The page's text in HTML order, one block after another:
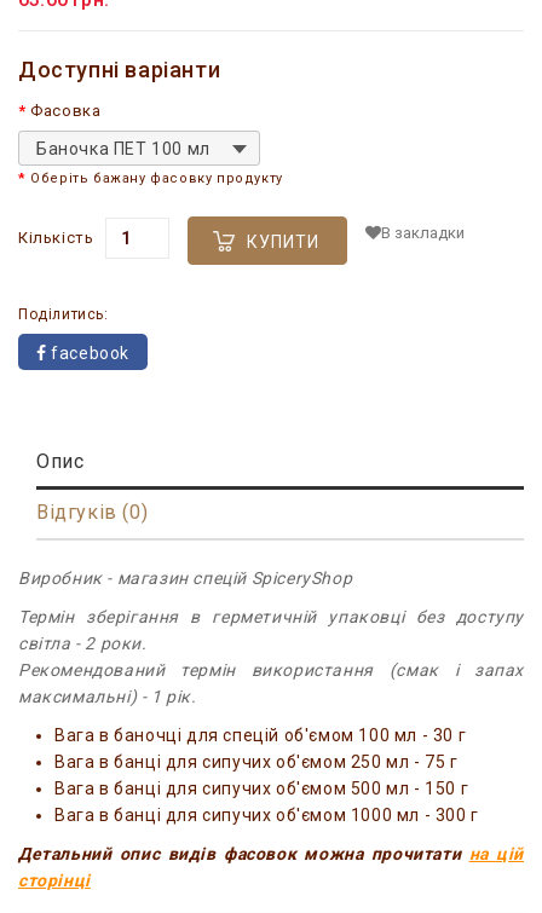
Доступні варіанти
Фасовка
Баночка ПЕТ 100 мл
Оберіть бажану фасовку продукту
Кількість КУПИТИ В закладки
Поділитись:
facebook
Опис
Відгуків (0)
Виробник - магазин спецій SpiceryShop
Термін зберігання в герметичній упаковці без доступу
світла - 2 роки.
Рекомендований термін використання (смак і запах
максимальні) - 1 рік.
Вага в баночці для спецій об'ємом 100 мл - 30 г
Вага в банці для сипучих об'ємом 250 мл - 75 г
Вага в банці для сипучих об'ємом 500 мл - 150 г
Вага в банці для сипучих об'ємом 1000 мл - 300 г
Детальний опис видів фасовок можна прочитати на цій
сторінці